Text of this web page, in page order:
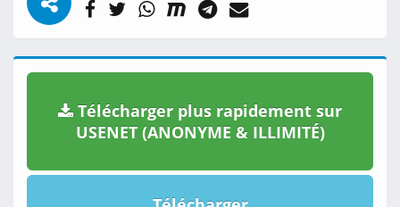
Télécharger plus rapidement sur
USENET (ANONYME & ILLIMITÉ)